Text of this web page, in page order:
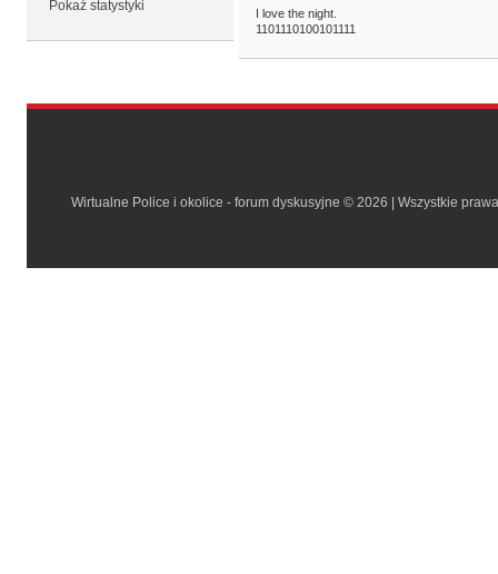
Pokaż statystyki
I love the night.
1101110100101111
Wirtualne Police i okolice - forum dyskusyjne © 2026 | Wszystkie